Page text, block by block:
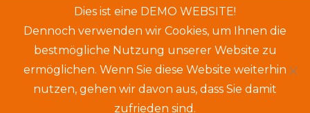
Copyright © 2024. Demo-Website. Genannte Personen
und Angebote sind frei erfunden.
Dies ist eine DEMO WEBSITE!
Dennoch verwenden wir Cookies, um Ihnen die
bestmögliche Nutzung unserer Website zu
ermöglichen. Wenn Sie diese Website weiterhin
nutzen, gehen wir davon aus, dass Sie damit
zufrieden sind.